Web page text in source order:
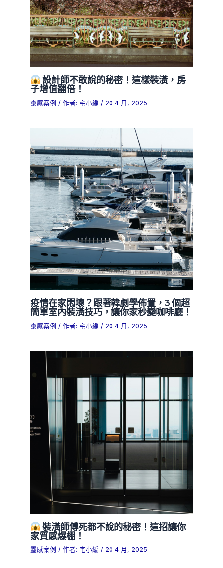
設計師不敢說的秘密！這樣裝潢，房
子增值翻倍！
靈感案例 / 作者: 宅小編 / 20 4 月, 2025
疫情在家悶壞？跟著韓劇學佈置，3 個超
簡單室內裝潢技巧，讓你家秒變咖啡廳！
靈感案例 / 作者: 宅小編/ 20 4 月, 2025
裝潢師傅死都不說的秘密！這招讓你
家質感爆棚！
靈感案例 / 作者: 宅小編/ 20 4 月, 2025